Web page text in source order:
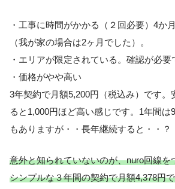
・工事に時間がかかる（２回必要）4か
（我が家の場合は2ヶ月でした）。
・エリアが限定されている。確認が必要
・価格がやや高い
3年契約で月額5,200円（税込み）です。
ると1,000円ほど高い感じです。1年間は
もありますが・・長年継続すると・・？
意外と知られていないのが、nuro回線を
シンプルな３年間の契約で月額4,378円